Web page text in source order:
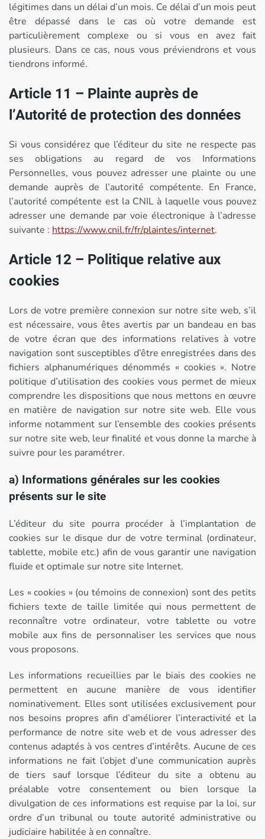
légitimes dans un délai d’un mois. Ce délai d’un mois peut
être dépassé dans le cas où votre demande est
particulièrement complexe ou si vous en avez fait
plusieurs. Dans ce cas, nous vous préviendrons et vous
tiendrons informé.
Article 11 – Plainte auprès de
l’Autorité de protection des données
Si vous considérez que l’éditeur du site ne respecte pas
ses obligations au regard de vos Informations
Personnelles, vous pouvez adresser une plainte ou une
demande auprès de l’autorité compétente. En France,
l’autorité compétente est la CNIL à laquelle vous pouvez
adresser une demande par voie électronique à l’adresse
suivante : https://www.cnil.fr/fr/plaintes/internet.
Article 12 – Politique relative aux
cookies
Lors de votre première connexion sur notre site web, s’il
est nécessaire, vous êtes avertis par un bandeau en bas
de votre écran que des informations relatives à votre
navigation sont susceptibles d’être enregistrées dans des
fichiers alphanumériques dénommés « cookies ». Notre
politique d’utilisation des cookies vous permet de mieux
comprendre les dispositions que nous mettons en œuvre
en matière de navigation sur notre site web. Elle vous
informe notamment sur l’ensemble des cookies présents
sur notre site web, leur finalité et vous donne la marche à
suivre pour les paramétrer.
a) Informations générales sur les cookies
présents sur le site
L’éditeur du site pourra procéder à l’implantation de
cookies sur le disque dur de votre terminal (ordinateur,
tablette, mobile etc.) afin de vous garantir une navigation
fluide et optimale sur notre site Internet.
Les « cookies » (ou témoins de connexion) sont des petits
fichiers texte de taille limitée qui nous permettent de
reconnaître votre ordinateur, votre tablette ou votre
mobile aux fins de personnaliser les services que nous
vous proposons.
Les informations recueillies par le biais des cookies ne
permettent en aucune manière de vous identifier
nominativement. Elles sont utilisées exclusivement pour
nos besoins propres afin d’améliorer l’interactivité et la
performance de notre site web et de vous adresser des
contenus adaptés à vos centres d’intérêts. Aucune de ces
informations ne fait l’objet d’une communication auprès
de tiers sauf lorsque l’éditeur du site a obtenu au
préalable votre consentement ou bien lorsque la
divulgation de ces informations est requise par la loi, sur
ordre d’un tribunal ou toute autorité administrative ou
judiciaire habilitée à en connaître.